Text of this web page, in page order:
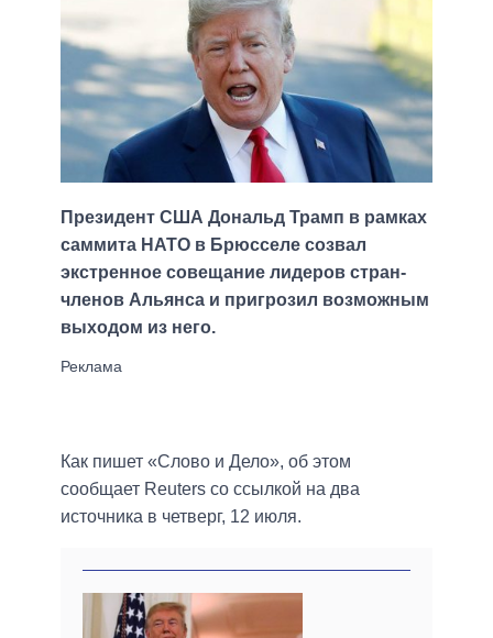
Президент США Дональд Трамп в рамках
саммита НАТО в Брюсселе созвал
экстренное совещание лидеров стран-
членов Альянса и пригрозил возможным
выходом из него.
Как пишет «Слово и Дело», об этом
сообщает Reuters со ссылкой на два
источника в четверг, 12 июля.